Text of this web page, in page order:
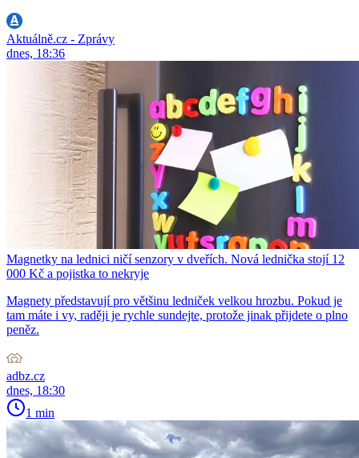
Aktuálně.cz - Zprávy
dnes, 18:36
Magnetky na lednici ničí senzory v dveřích. Nová lednička stojí 12
000 Kč a pojistka to nekryje
Magnety představují pro většinu ledniček velkou hrozbu. Pokud je
tam máte i vy, raději je rychle sundejte, protože jinak přijdete o plno
peněz.
adbz.cz
dnes, 18:30
1 min